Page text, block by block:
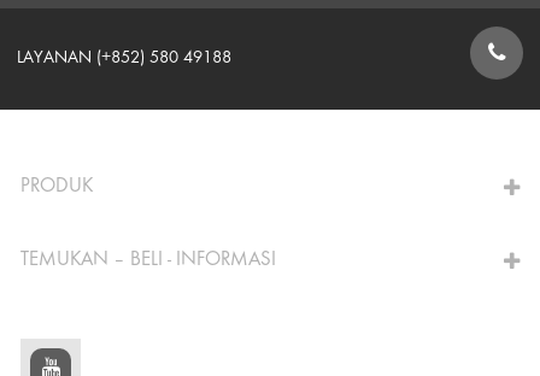
LAYANAN (+852) 580 49188
PRODUK
TEMUKAN – BELI - INFORMASI